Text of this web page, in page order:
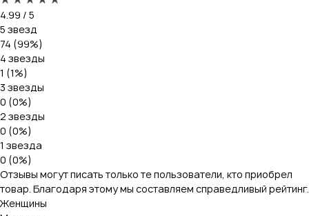
4.99 / 5
5 звезд
74 (99%)
4 звезды
1 (1%)
3 звезды
0 (0%)
2 звезды
0 (0%)
1 звезда
0 (0%)
Отзывы могут писать только те пользователи, кто приобрел
товар. Благодаря этому мы составляем справедливый рейтинг.
Женщины